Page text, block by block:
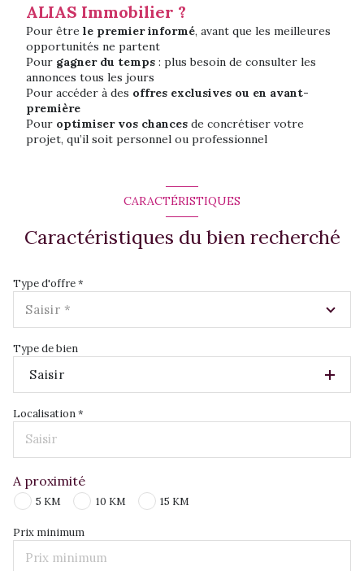
ALIAS Immobilier ?
Pour être le premier informé, avant que les meilleures
opportunités ne partent
Pour gagner du temps : plus besoin de consulter les
annonces tous les jours
Pour accéder à des offres exclusives ou en avant-
première
Pour optimiser vos chances de concrétiser votre
projet, qu’il soit personnel ou professionnel
CARACTÉRISTIQUES
Caractéristiques du bien recherché
Type d'offre *
Saisir *
Type de bien
Saisir
Localisation *
A proximité
5 KM 10 KM 15 KM
Prix minimum